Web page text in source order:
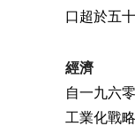
口超於五
經濟
自一九六
工業化戰